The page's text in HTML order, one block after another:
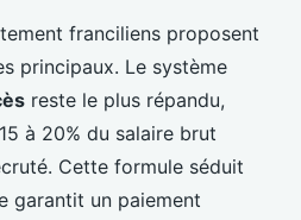
franciliens proposent
principaux. Le système
reste le plus répandu,
à 20% du salaire brut
Cette formule séduit
garantit un paiement